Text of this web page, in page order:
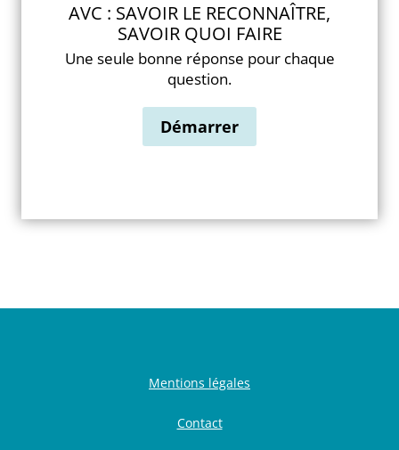
AVC : SAVOIR LE RECONNAÎTRE,
SAVOIR QUOI FAIRE
Une seule bonne réponse pour chaque
question.
Mentions légales
Contact